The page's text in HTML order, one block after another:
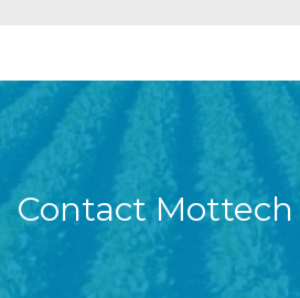
Contact Mottech